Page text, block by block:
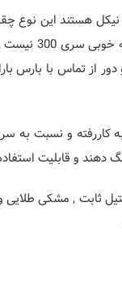
سری 201 نرده های سه خط دارای
از تماس با بارس
دهند و قابلیت
ثابت , مشکی